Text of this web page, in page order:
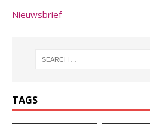
Nieuwsbrief
TAGS